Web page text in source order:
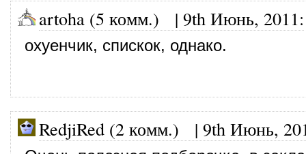
artoha (5 комм.) | 9th Июнь, 2011:
охуенчик, спискок, однако.
RedjiRed (2 комм.) | 9th Июнь,